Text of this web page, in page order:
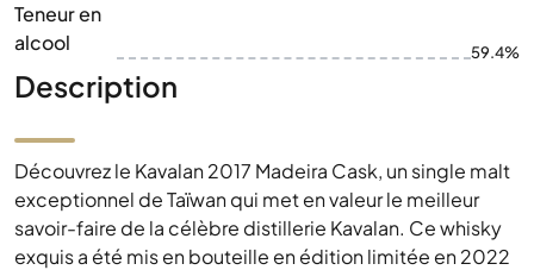
Teneur en
alcool
59.4%
Description
Découvrez le Kavalan 2017 Madeira Cask, un single malt
exceptionnel de Taïwan qui met en valeur le meilleur
savoir-faire de la célèbre distillerie Kavalan. Ce whisky
exquis a été mis en bouteille en édition limitée en 2022